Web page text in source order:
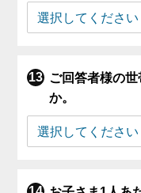
ご回答者様の
か。